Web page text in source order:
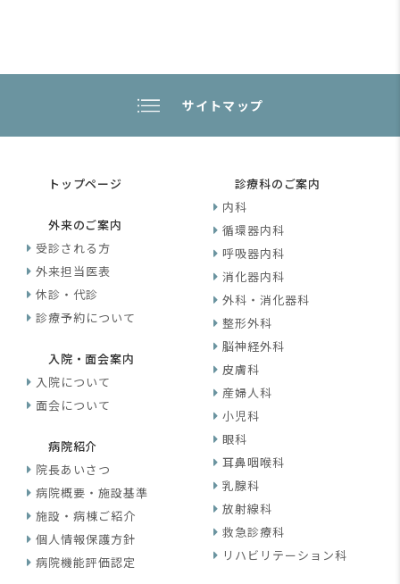
サイトマップ
トップページ
外来のご案内
受診される方
外来担当医表
休診・代診
診療予約について
入院・面会案内
入院について
面会について
病院紹介
院長あいさつ
病院概要・施設基準
施設・病棟ご紹介
個人情報保護方針
病院機能評価認定
診療科のご案内
内科
循環器内科
呼吸器内科
消化器内科
外科・消化器科
整形外科
脳神経外科
皮膚科
産婦人科
小児科
眼科
耳鼻咽喉科
乳腺科
放射線科
救急診療科
リハビリテーション科